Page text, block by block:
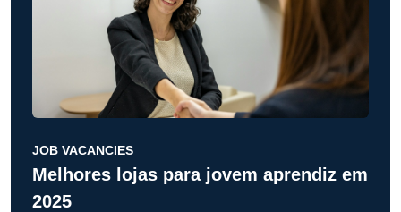
JOB VACANCIES
Melhores lojas para jovem aprendiz em
2025